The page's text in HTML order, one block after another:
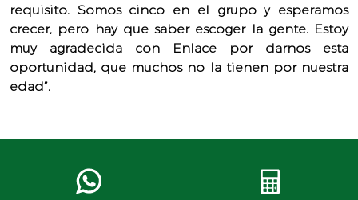
requisito. Somos cinco en el grupo y esperamos
crecer, pero hay que saber escoger la gente. Estoy
muy agradecida con Enlace por darnos esta
oportunidad, que muchos no la tienen por nuestra
edad”.